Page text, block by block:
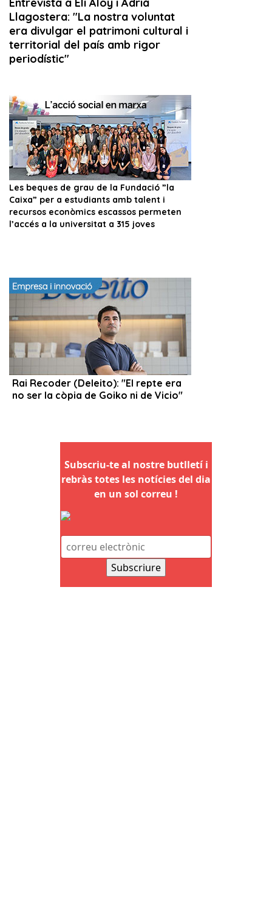
Subscriu-te al nostre butlletí i
rebràs totes les notícies del dia
en un sol correu !